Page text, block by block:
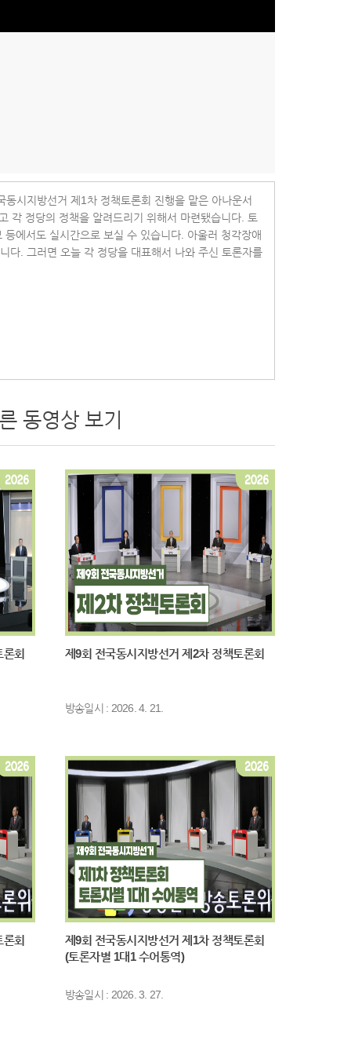
시지방선거 제1차 정책토론회 진행을 맡은 아나운서
각 정당의 정책을 알려드리기 위해서 마련됐습니다. 토
에서도 실시간으로 보실 수 있습니다. 아울러 청각장애
다. 그러면 오늘 각 정당을 대표해서 나와 주신 토론자를
는 시간총량제토론, 두 번째 주제는 주도권토론으로 진
음소거, 꺼진다는 점 유념해주시고요. 국민 여러분께
펼쳐주시기를 바랍니다. 첫 번째 주제는 ‘중동 전쟁으로
화 등으로 환율과 주식 시장이 요동치고 있습니다. 원자
호르무즈 해협 봉쇄로 인해 외교 안보 측면에서도 전
해야 할지 각 당의 입장을 들어보겠습니다. 답변 시간은
이 발발하고 장기화되면서 우리 경제의 하방 압력이 심
는 0.5%포인트까지 성장률을 하향 전망하고 있습니다.
등으로 어려움에 직면해 있었습니다. 조국혁신당은 무
력할 예정입니다. 특히 민생 지원금이 중요합니다. 과거
급을 통해 상당한 정도의 소비 진작 효과가 있는 것으
환급에 따른 소비 지출 증대 효과를 봤다고 봤습니다.
. 다음으로 정의당 권영국 대표 답변해주시죠.
까? 이럴 때일수록 격려하고 위로하며 현재의 위기를
즈 해협으로의 군함 파견을 단호히 거부하고 평화적 해
게 중견국들에게 협력체를 제안하고 협의체를 제안하
로 인해 산업의 동맥과 신경망이 끊어지고 일자리와 밥
는 원료 부족과 조업 중단으로 인해서 가장 먼저 하청
습니다. 화물과 석유화학 산업의 노동자들을 위한 맞춤
을 재생에너지 자립 국가로 만들어가겠습니다.
불어민주당은 비상한 각오로 대응하고 있습니다. 무엇
동영상 보기
회
제9회 전국동시지방선거 제2차 정책토론회
방송일시 : 2026. 4. 21.
회
제9회 전국동시지방선거 제1차 정책토론회
(토론자별 1대1 수어통역)
방송일시 : 2026. 3. 27.